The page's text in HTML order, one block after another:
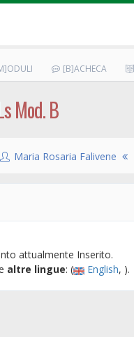
[B]ACHECA
Mod. B
Maria Rosaria Falivene
attualmente Inserito.
altre lingue: ( English, ).